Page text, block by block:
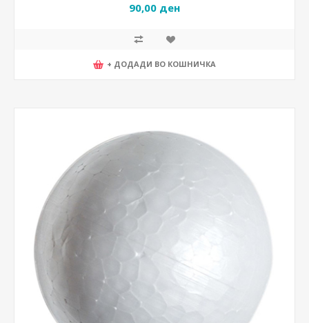
90,00 ден
+ ДОДАДИ ВО КОШНИЧКА